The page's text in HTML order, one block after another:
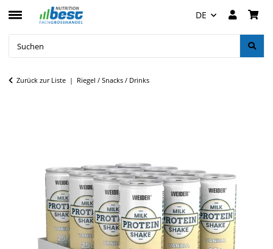
DE
Zurück zur Liste Riegel / Snacks / Drinks